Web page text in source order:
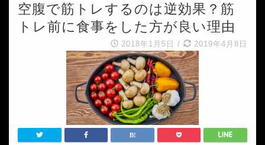
空腹で筋トレするのは逆効果？筋
トレ前に食事をした方が良い理由
2018年1月5日 / 2019年4月8日